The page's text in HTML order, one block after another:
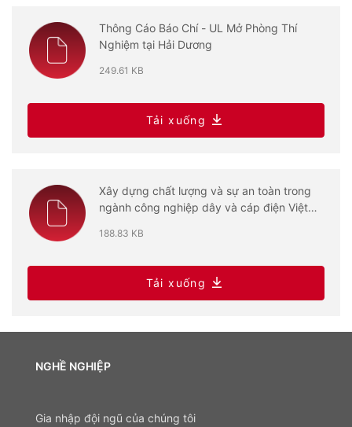
Thông Cáo Báo Chí - UL Mở Phòng Thí
Nghiệm tại Hải Dương
249.61 KB
Tải xuống
Xây dựng chất lượng và sự an toàn trong
ngành công nghiệp dây và cáp điện Việt
188.83 KB
Tải xuống
NGHỀ NGHIỆP
Gia nhập đội ngũ của chúng tôi